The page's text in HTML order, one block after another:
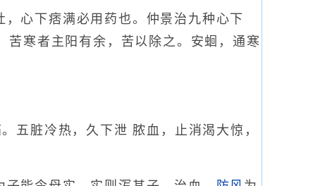
，心下痞满必用药也。仲景治九种心下
寒者主阳有余，苦以除之。安蛔，通寒
五脏冷热，久下泄 脓血，止消渴大惊，